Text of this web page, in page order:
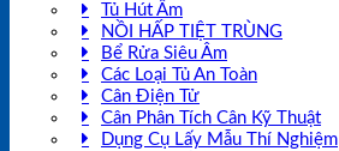
Tủ Hút Ẩm
NỒI HẤP TIỆT TRÙNG
Bể Rửa Siêu Âm
Các Loại Tủ An Toàn
Cân Điện Tử
Cân Phân Tích Cân Kỹ Thuật
Dụng Cụ Lấy Mẫu Thí Nghiệm